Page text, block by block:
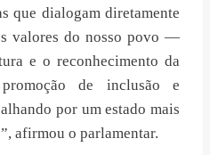
que dialogam diretamente
valores do nosso povo —
e o reconhecimento da
de inclusão e
por um estado mais
afirmou o parlamentar.